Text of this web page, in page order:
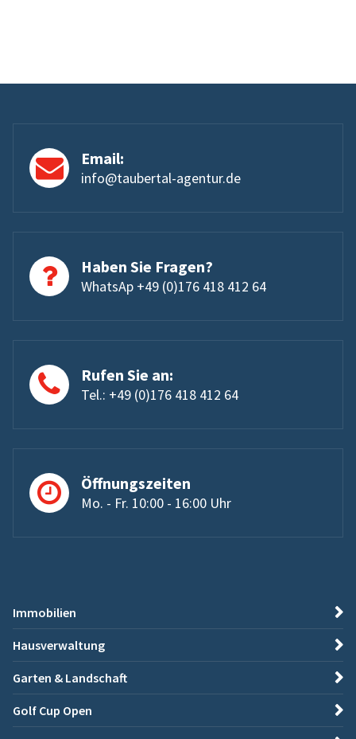
Email:
info@taubertal-agentur.de
Haben Sie Fragen?
WhatsAp +49 (0)176 418 412 64
Rufen Sie an:
Tel.: +49 (0)176 418 412 64
Öffnungszeiten
Mo. - Fr. 10:00 - 16:00 Uhr
Immobilien
Hausverwaltung
Garten & Landschaft
Golf Cup Open